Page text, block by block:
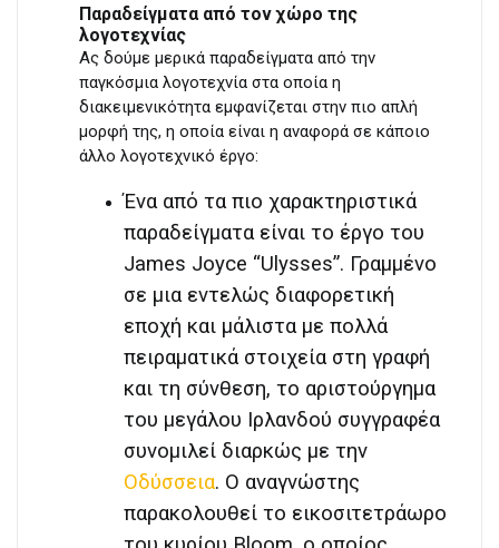
Παραδείγματα από τον χώρο της
λογοτεχνίας
Ας δούμε μερικά παραδείγματα από την
παγκόσμια λογοτεχνία στα οποία η
διακειμενικότητα εμφανίζεται στην πιο απλή
μορφή της, η οποία είναι η αναφορά σε κάποιο
άλλο λογοτεχνικό έργο:
Ένα από τα πιο χαρακτηριστικά
παραδείγματα είναι το έργο του
James Joyce “Ulysses”. Γραμμένο
σε μια εντελώς διαφορετική
εποχή και μάλιστα με πολλά
πειραματικά στοιχεία στη γραφή
και τη σύνθεση, το αριστούργημα
του μεγάλου Ιρλανδού συγγραφέα
συνομιλεί διαρκώς με την
Οδύσσεια. Ο αναγνώστης
παρακολουθεί το εικοσιτετράωρο